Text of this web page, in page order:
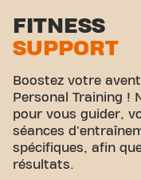
la communauté se
Zone d'étirement
Cyclisme virtuel
Visite guidée
FITNESS
SUPPORT
Boostez votre
Personal Training !
pour vous guider,
séances
spécifiques, afin
résultats.